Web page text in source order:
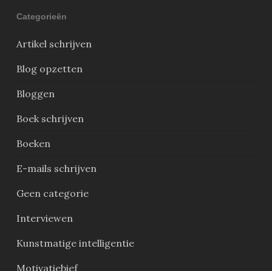
Categorieën
Artikel schrijven
Blog opzetten
Bloggen
Boek schrijven
Boeken
E-mails schrijven
Geen categorie
Interviewen
Kunstmatige intelligentie
Motivatiebief